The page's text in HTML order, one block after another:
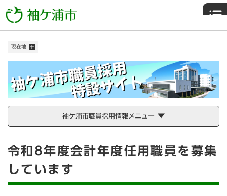
ー
メニューを飛ばして本文へ
現在地
袖ケ浦市職員採用情報メニュー
本
令和8年度会計年度任用職員を募集
しています